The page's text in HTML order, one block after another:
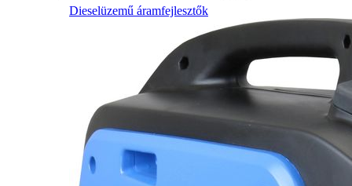
Dieselüzemű áramfejlesztők